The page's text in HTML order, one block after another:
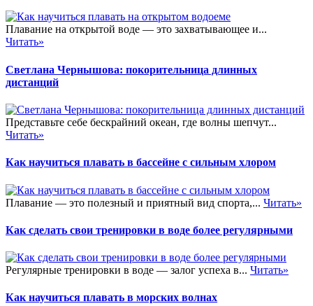
Плавание на открытой воде — это захватывающее и...
Читать»
Светлана Чернышова: покорительница длинных
дистанций
Представьте себе бескрайний океан, где волны шепчут...
Читать»
Как научиться плавать в бассейне с сильным хлором
Плавание — это полезный и приятный вид спорта,... Читать»
Как сделать свои тренировки в воде более регулярными
Регулярные тренировки в воде — залог успеха в... Читать»
Как научиться плавать в морских волнах